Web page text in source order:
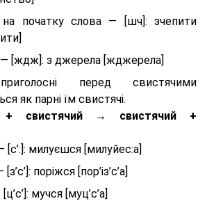
початку слова — [шч]: зчепити
[ждж]: з джерела [жджерела]
перед свистячими
як парні їм свистячі.
+ свистячий → свистячий +
[с’:]: милуєшся [милуйес:а]
поріжся [пор’із’с’а]
мучся [муц’с’а]